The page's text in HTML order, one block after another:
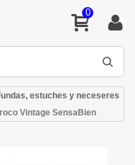
0
estuches y neceseres
Vintage SensaBien